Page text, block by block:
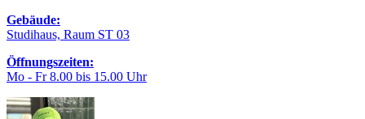
Gebäude:
Studihaus, Raum ST 03
Öffnungszeiten:
Mo - Fr 8.00 bis 15.00 Uhr